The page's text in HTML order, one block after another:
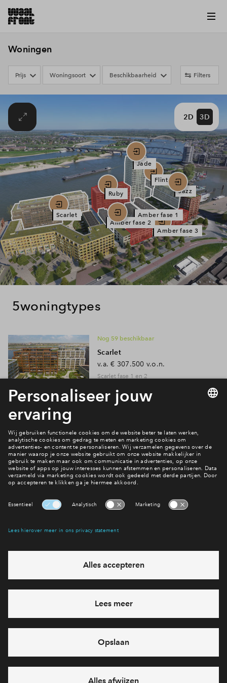
Inloggen
Woningen
Prijs Woningsoort Beschikbaarheid Filters
5woningtypes
Nog 59 beschikbaar
Scarlet
v.a. € 307.500 v.o.n.
Scarlet fase 1 en 2
aanbouw
v.a. € 732.795 v.o.n.
Unieke stadswoningen
Jazz - in aanbouw
2-laags appartementen met uitzicht over
Nog 1 beschikbaar
v.a. € 840.000
Flint
Jade - in aanbouw
v.a. € 1.170.000
Scarlet
Flint
Jazz
Ruby
Jade
Amber fase 3
Amber fase 1
Amber fase 2
2D 3D